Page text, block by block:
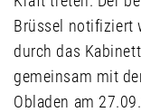
Brüssel notifiziert
durch das
gemeinsam mit
Obladen am